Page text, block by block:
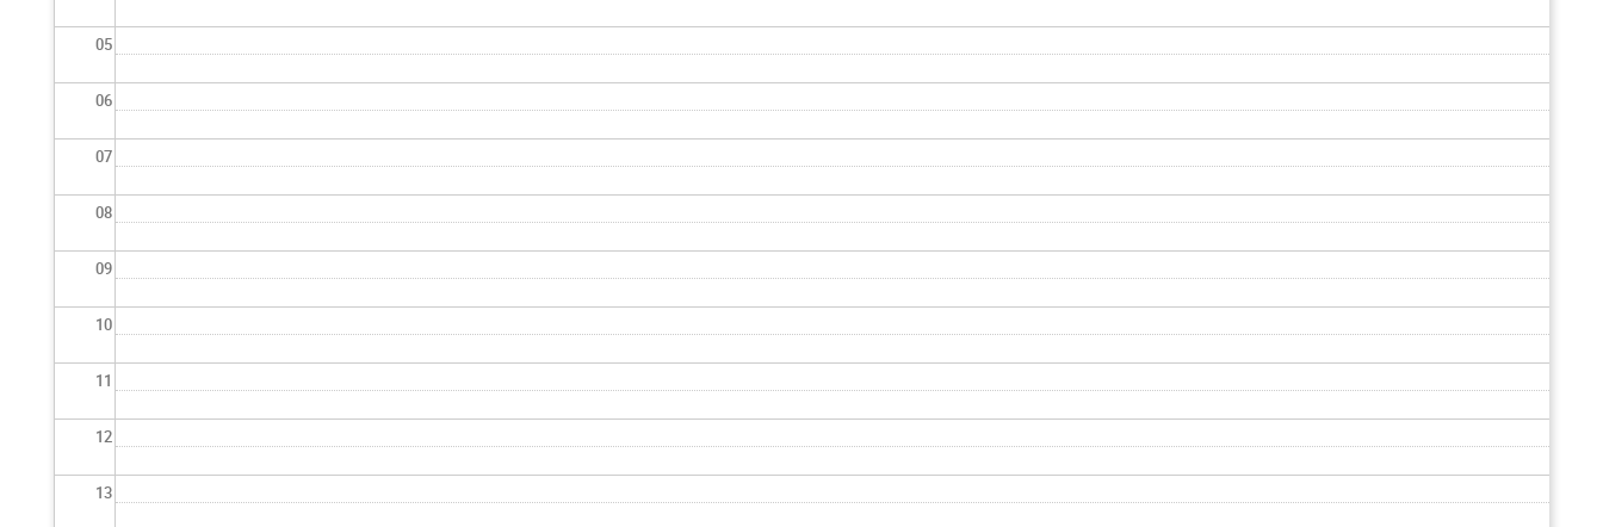
05
06
07
08
09
10
11
12
13